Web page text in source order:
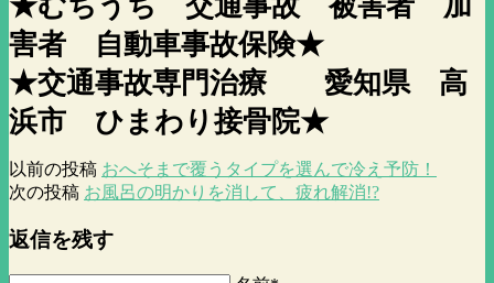
害者 自動車事故保険★
★交通事故専門治療 愛知県 高
浜市 ひまわり接骨院★
以前の投稿 おへそまで覆うタイプを選んで冷え予防！
次の投稿 お風呂の明かりを消して、疲れ解消!?
返信を残す